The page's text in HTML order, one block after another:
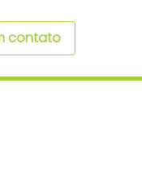
contato